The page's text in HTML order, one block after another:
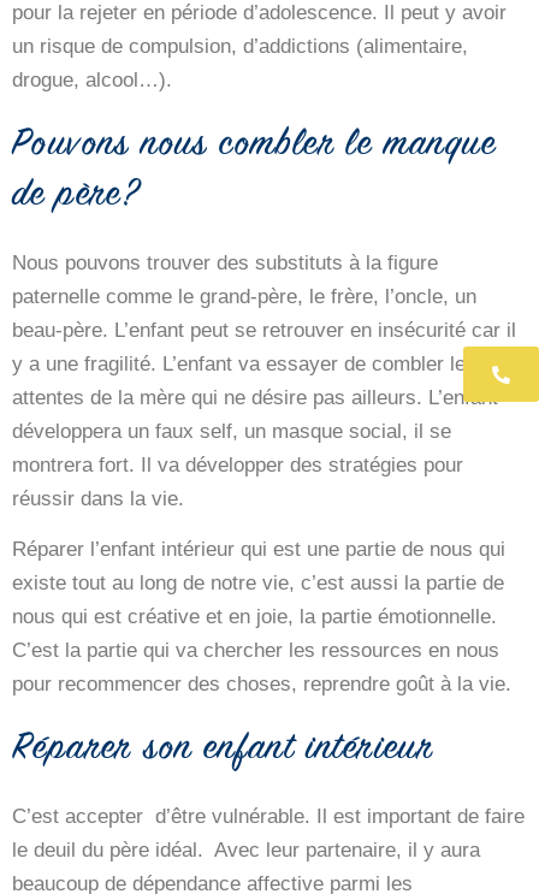
pour la rejeter en période d’adolescence. Il peut y avoir
un risque de compulsion, d’addictions (alimentaire,
drogue, alcool…).
Pouvons nous combler le manque
de père?
Nous pouvons trouver des substituts à la figure
paternelle comme le grand-père, le frère, l’oncle, un
beau-père. L’enfant peut se retrouver en insécurité car il
y a une fragilité. L’enfant va essayer de combler les
attentes de la mère qui ne désire pas ailleurs. L’enfant
développera un faux self, un masque social, il se
montrera fort. Il va développer des stratégies pour
réussir dans la vie.
Réparer l’enfant intérieur qui est une partie de nous qui
existe tout au long de notre vie, c’est aussi la partie de
nous qui est créative et en joie, la partie émotionnelle.
C’est la partie qui va chercher les ressources en nous
pour recommencer des choses, reprendre goût à la vie.
Réparer son enfant intérieur
C’est accepter d’être vulnérable. Il est important de faire
le deuil du père idéal. Avec leur partenaire, il y aura
beaucoup de dépendance affective parmi les